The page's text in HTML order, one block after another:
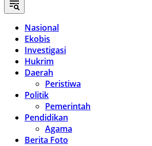
Nasional
Ekobis
Investigasi
Hukrim
Daerah
Peristiwa
Politik
Pemerintah
Pendidikan
Agama
Berita Foto